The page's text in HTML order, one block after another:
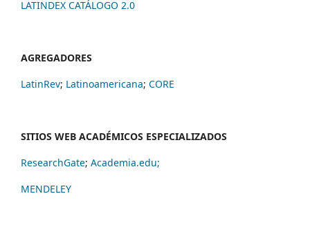
LATINDEX CATÁLOGO 2.0
AGREGADORES
LatinRev; Latinoamericana; CORE
SITIOS WEB ACADÉMICOS ESPECIALIZADOS
ResearchGate; Academia.edu;
MENDELEY